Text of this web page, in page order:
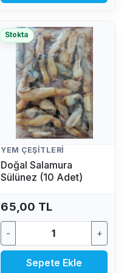
Stokta
YEM ÇEŞITLERI
Doğal Salamura
Sülünez (10 Adet)
65,00 TL
- +
Sepete Ekle